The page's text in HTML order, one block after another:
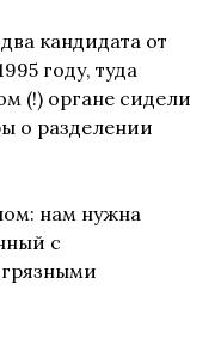
кандидата от
году, туда
(!) органе сидели
о разделении
нам нужна
с